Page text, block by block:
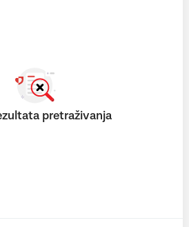
pretraživanja